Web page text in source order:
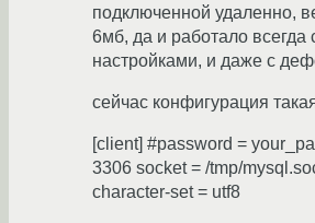
подключенной удаленно,
6мб, да и работало всегда
настройками, и даже с
сейчас конфигурация
[client] #password =
3306 socket = /tmp/
character-set = utf8